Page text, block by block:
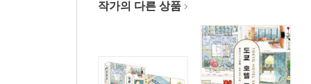
[칼럼] 치수를 즐기는 미니멀 호텔
나인아워스 아카사카·슬립 랩 | 북 앤드 베드 도쿄
Tools & Drawing Flow
[칼럼] 그리는 일은 보는 일
작가의 다른 상품